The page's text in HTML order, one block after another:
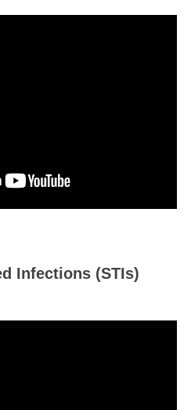
Infections (STIs)